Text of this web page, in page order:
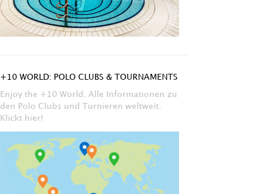
+10 WORLD: POLO CLUBS & TOURNAMENTS
Enjoy the +10 World. Alle Informationen zu
den Polo Clubs und Turnieren weltweit.
Klickt hier!